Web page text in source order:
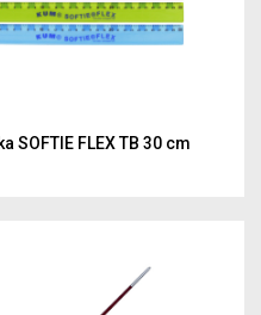
SOFTIE FLEX TB 30 cm